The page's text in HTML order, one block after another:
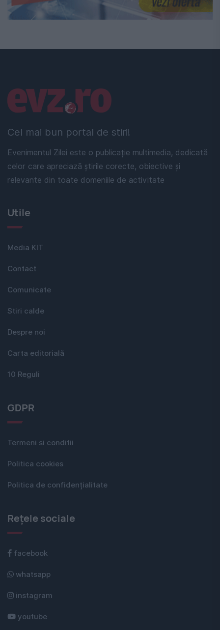
Cel mai bun portal de stiri!
Evenimentul Zilei este o publicație multimedia, dedicată
celor care apreciază știrile corecte, obiective și
relevante din toate domeniile de activitate
Linkuri utile
Utile
Media KIT
Contact
Comunicate
Stiri calde
Despre noi
Carta editorială
10 Reguli
GDPR
Termeni si conditii
Politica cookies
Politica de confidențialitate
Rețele sociale
facebook
whatsapp
instagram
youtube